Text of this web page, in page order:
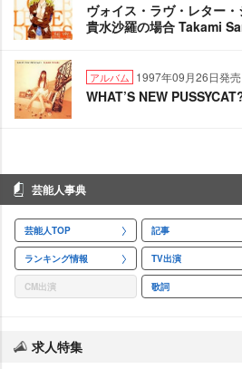
ヴォイス・ラヴ・レター・
貴水沙羅の場合 Takami
アルバム 1997年09月26日発売
WHAT’S NEW
芸能人事典
芸能人TOP 記事
ランキング情報 TV出演
CM出演 歌詞
求人特集